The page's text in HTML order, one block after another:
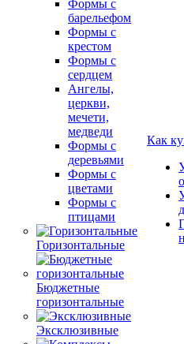
Формы с
барельефом
Формы с
крестом
Формы с
сердцем
Ангелы,
церкви,
мечети,
медведи
Формы с
деревьями
Формы с
цветами
Формы с
птицами
Горизонтальные
Бюджетные
горизонтальные
Эксклюзивные
Как